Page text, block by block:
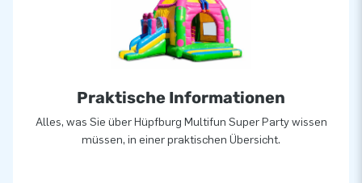
Praktische Informationen
Alles, was Sie über Hüpfburg Multifun Super Party wissen
müssen, in einer praktischen Übersicht.